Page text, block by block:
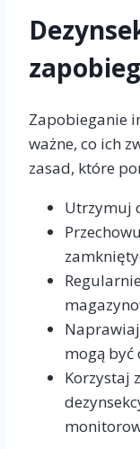
Zapobieganie
ważne, co ich
zasad, które
Utrzymuj
mogą być
Korzystaj